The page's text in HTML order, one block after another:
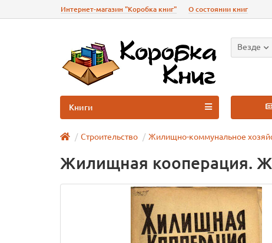
Интернет-магазин "Коробка книг" О состоянии книг
Везде
Книги
Строительство Жилищно-коммунальное
Жилищная кооперация.